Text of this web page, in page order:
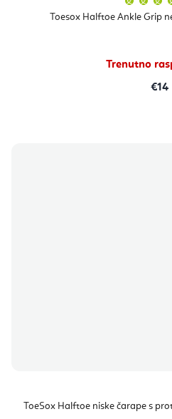
Toesox Halftoe Ankle Grip
Trenutno
€14
ToeSox Halftoe niske čarape s